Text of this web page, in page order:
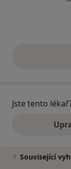
Jste tento
Související